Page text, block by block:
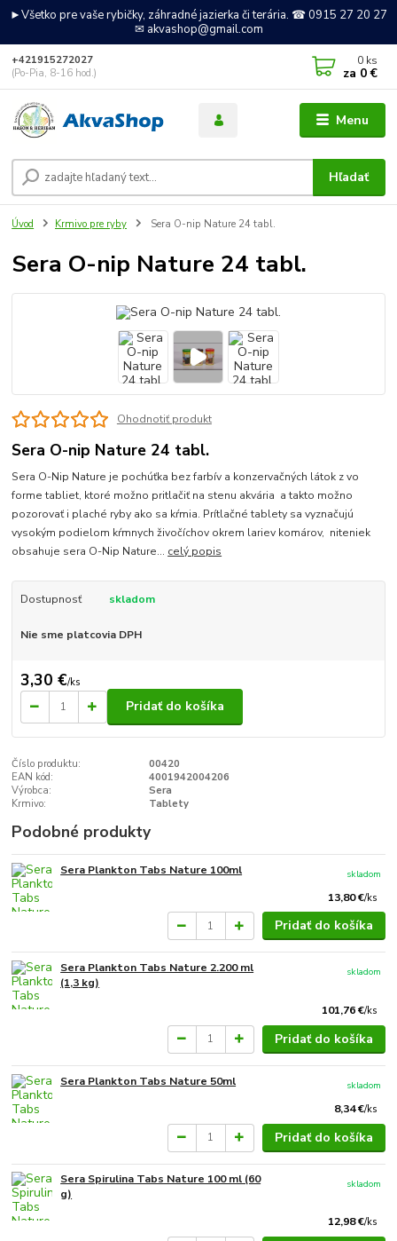
►Všetko pre vaše rybičky, záhradné jazierka či terária. ☎ 0915 27 20 27
✉ akvashop@gmail.com
Menu
Hľadať
+421915272027
(Po-Pia, 8-16 hod.)
0 ks
za 0 €
Úvod Krmivo pre ryby Sera O-nip Nature 24 tabl.
Sera O-nip Nature 24 tabl.
Ohodnotiť produkt
Sera O-nip Nature 24 tabl.
Sera O-Nip Nature je pochúťka bez farbív a konzervačných látok z vo
forme tabliet, ktoré možno pritlačiť na stenu akvária a takto možno
pozorovať i plaché ryby ako sa kŕmia. Prítlačné tablety sa vyznačujú
vysokým podielom kŕmnych živočíchov okrem lariev komárov, niteniek
obsahuje sera O-Nip Nature... celý popis
Dostupnosť skladom
Nie sme platcovia DPH
3,30 €/ks
Pridať do košíka
Číslo produktu:
00420
EAN kód:
4001942004206
Výrobca:
Sera
Krmivo:
Tablety
Podobné produkty
Sera Plankton Tabs Nature 100ml
13,80 €/ks
skladom
Pridať do košíka
Sera Plankton Tabs Nature 2.200 ml
(1,3 kg)
101,76 €/ks
skladom
Pridať do košíka
Sera Plankton Tabs Nature 50ml
8,34 €/ks
skladom
Pridať do košíka
Sera Spirulina Tabs Nature 100 ml (60
g)
12,98 €/ks
skladom